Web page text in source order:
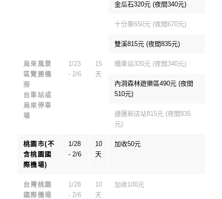
金瓜石320元 (夜間340元)
十分寮650元 (夜間670元)
雙溪815元 (夜間835元)
烏來風景
區覽勝橋
旁
台車站或
烏來停車
場
1/23
- 2/6
15
天
纜車站320元 (夜間340元)
內洞森林遊樂區490元 (夜間
510元)
捷運新店站815元 (夜間835
元)
桃園市(不
含桃園國
際機場)
1/28
- 2/6
10
天
加收50元
台灣桃園
國際機場
1/28
- 2/6
10
天
加收100元